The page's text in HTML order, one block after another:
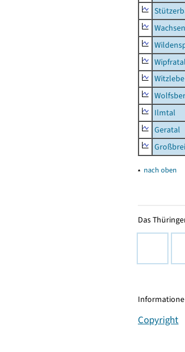
Ilmtal
Geratal
▴ nach oben
Das
Copyright